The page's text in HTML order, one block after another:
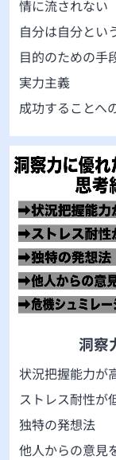
情に流されない
自分は自分とい
目的のための手
実力主義
成功することへ
洞察
状況把握能力が
ストレス耐性が
独特の発想法
他人からの意見